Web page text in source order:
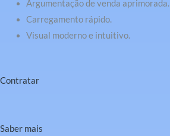
Argumentação de venda aprimorada.
Carregamento rápido.
Visual moderno e intuitivo.
Contratar
Saber mais